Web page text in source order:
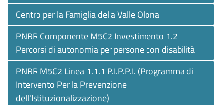
Centro per la Famiglia della Valle Olona
PNRR Componente M5C2 Investimento 1.2
Percorsi di autonomia per persone con disabilità
PNRR M5C2 Linea 1.1.1 P.I.P.P.I. (Programma di
Intervento Per la Prevenzione
dell'Istituzionalizzazione)